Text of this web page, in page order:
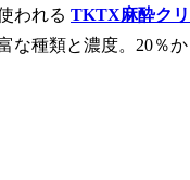
われる TKTX麻酔ク
な種類と濃度。20％